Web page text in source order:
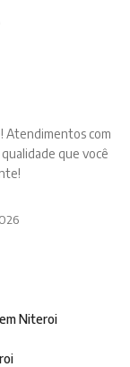
Atendimentos com
que você
Niteroi